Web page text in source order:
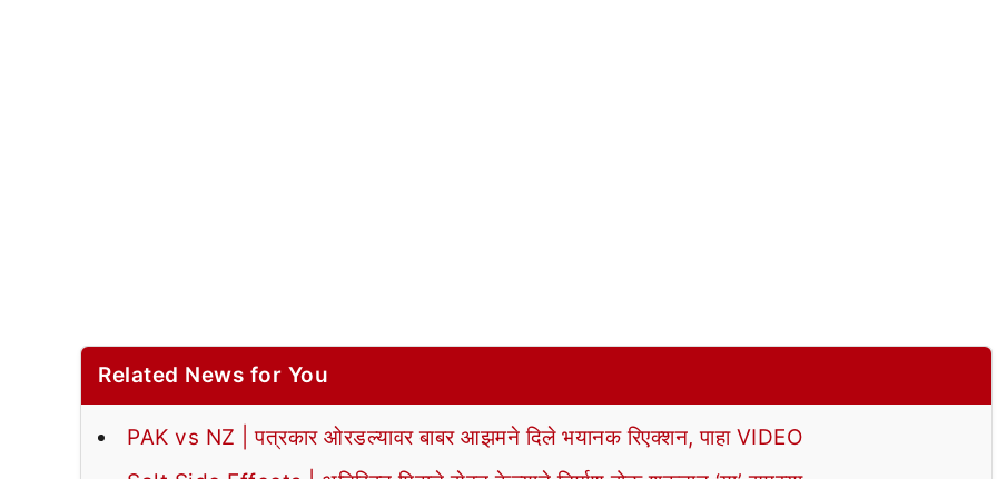
Related News for You
PAK vs NZ | पत्रकार ओरडल्यावर बाबर आझमने दिले भयानक रिएक्शन, पाहा VIDEO